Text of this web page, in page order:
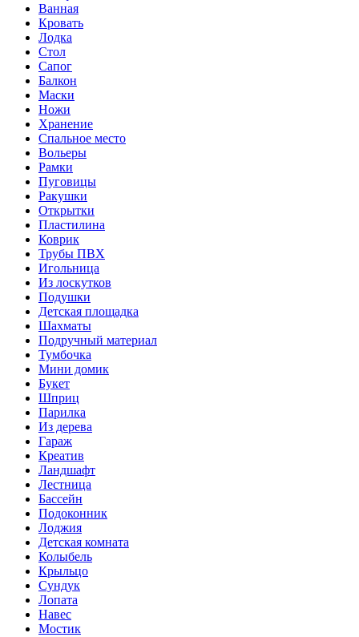
Ванная
Кровать
Лодка
Стол
Сапог
Балкон
Маски
Ножи
Хранение
Спальное место
Вольеры
Рамки
Пуговицы
Ракушки
Открытки
Пластилина
Коврик
Трубы ПВХ
Игольница
Из лоскутков
Подушки
Детская площадка
Шахматы
Подручный материал
Тумбочка
Мини домик
Букет
Шприц
Парилка
Из дерева
Гараж
Креатив
Ландшафт
Лестница
Бассейн
Подоконник
Лоджия
Детская комната
Колыбель
Крыльцо
Сундук
Лопата
Навес
Мостик